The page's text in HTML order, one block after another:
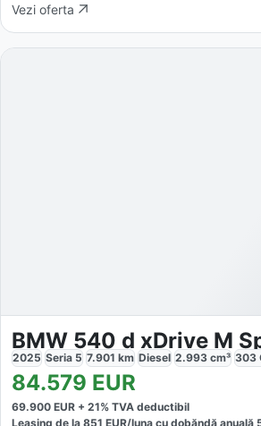
Vezi oferta
BMW 540 d xDrive M
2025 Seria 5 7.901 km Diesel 2.993 cm³ 303
84.579 EUR
69.900 EUR + 21% TVA deductibil
Leasing de la 851 EUR/luna cu dobăndă anuală